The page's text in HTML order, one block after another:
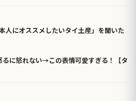
人にオススメしたいタイ土産」を聞いた
るに怒れない→この表情可愛すぎる！【タ